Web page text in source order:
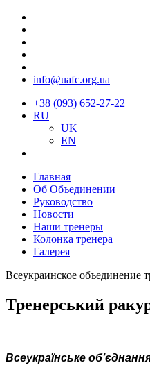
info@uafc.org.ua
+38 (093) 652-27-22
RU
UK
EN
Главная
Об Объединении
Руководство
Новости
Наши тренеры
Колонка тренера
Галерея
Всеукраинское объединение
Тренерський
Всеукраїнське